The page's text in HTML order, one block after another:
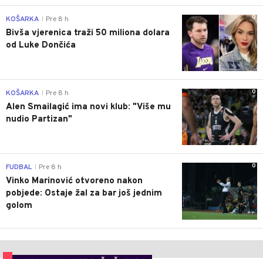
0
KOŠARKA Pre 8 h
Bivša vjerenica traži 50 miliona dolara
od Luke Dončića
0
KOŠARKA Pre 8 h
Alen Smailagić ima novi klub: "Više mu
nudio Partizan"
0
FUDBAL Pre 8 h
Vinko Marinović otvoreno nakon
pobjede: Ostaje žal za bar još jednim
golom